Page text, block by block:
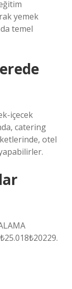
yemek
temel
içecek
catering
otel